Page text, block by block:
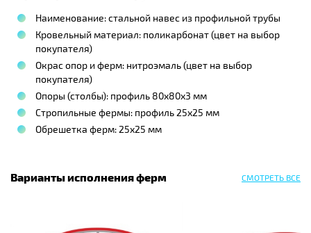
Наименование: стальной навес из профильной трубы
Кровельный материал: поликарбонат (цвет на выбор
покупателя)
Окрас опор и ферм: нитроэмаль (цвет на выбор
покупателя)
Опоры (столбы): профиль 80х80х3 мм
Стропильные фермы: профиль 25х25 мм
Обрешетка ферм: 25х25 мм
Варианты исполнения ферм СМОТРЕТЬ ВСЕ